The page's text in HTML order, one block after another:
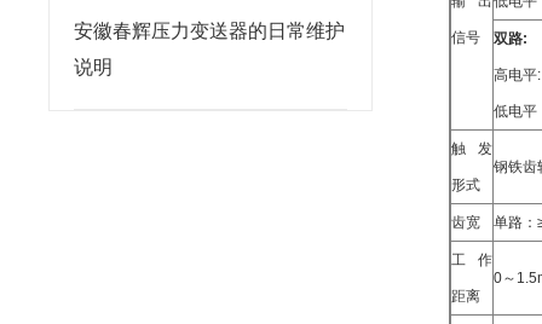
安徽春辉压力变送器的日常维护
说明
信号 双路:
高电平:
低电平
触发
形式
钢铁齿
齿宽 单路：
工作
距离
0～